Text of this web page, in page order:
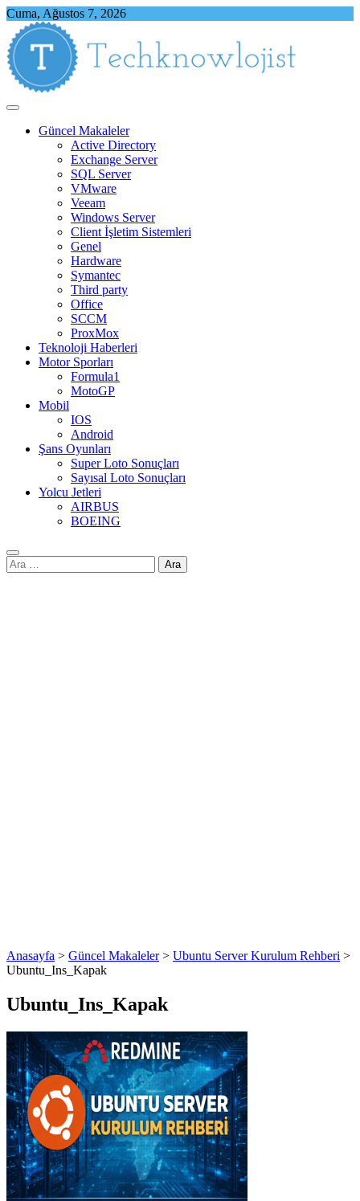
Skip
content
Cuma, Ağustos 7, 2026
Güncel Makaleler
Active Directory
Exchange Server
SQL Server
VMware
Veeam
Windows Server
Client İşletim Sistemleri
Genel
Hardware
Symantec
Third party
Office
SCCM
ProxMox
Teknoloji Haberleri
Motor Sporları
Formula1
MotoGP
Mobil
IOS
Android
Şans Oyunları
Super Loto Sonuçları
Sayısal Loto Sonuçları
Yolcu Jetleri
AIRBUS
BOEING
Arama:
Anasayfa > Güncel Makaleler> Ubuntu Server Kurulum Rehberi >
Ubuntu_Ins_Kapak
Ubuntu_Ins_Kapak